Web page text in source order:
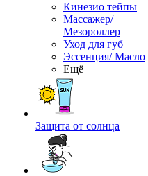
Кинезио тейпы
Массажер/
Мезороллер
Уход для губ
Эссенция/ Масло
Ещё
Защита от солнца